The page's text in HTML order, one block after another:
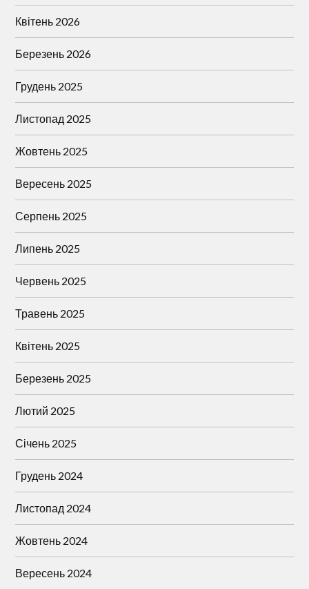
Квітень 2026
Березень 2026
Грудень 2025
Листопад 2025
Жовтень 2025
Вересень 2025
Серпень 2025
Липень 2025
Червень 2025
Травень 2025
Квітень 2025
Березень 2025
Лютий 2025
Січень 2025
Грудень 2024
Листопад 2024
Жовтень 2024
Вересень 2024